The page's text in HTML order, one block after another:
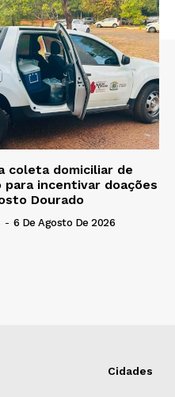
coleta domiciliar de
incentivar doações
Dourado
- 6 De Agosto De 2026
Cidades